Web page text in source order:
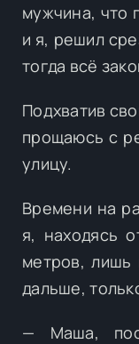
мужчина, что
и я, решил
тогда всё
Подхватив
прощаюсь с
улицу.
Времени на
я, находясь
метров, лишь
дальше,
— Маша,